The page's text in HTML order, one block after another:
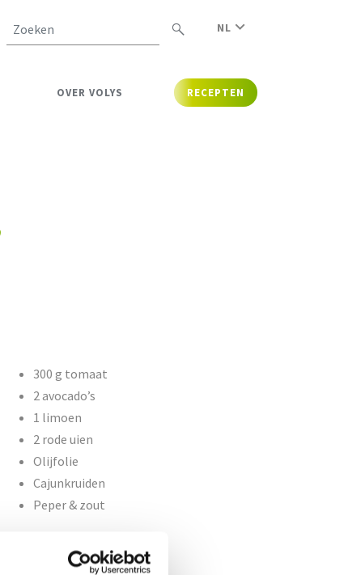
NL
OVER VOLYS RECEPTEN
300 g tomaat
2 avocado’s
1 limoen
2 rode uien
Olijfolie
Cajunkruiden
Peper & zout